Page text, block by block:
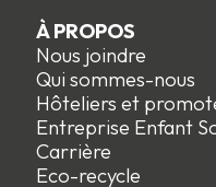
À PROPOS
Nous joindre
Qui sommes-nous
Hôteliers et
Entreprise Enfant
Carrière
Eco-recycle